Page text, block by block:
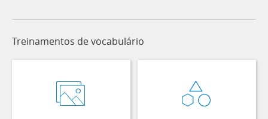
Treinamentos de vocabulário